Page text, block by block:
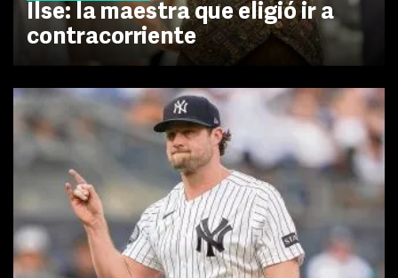
Ilse: la maestra que eligió ir a
contracorriente